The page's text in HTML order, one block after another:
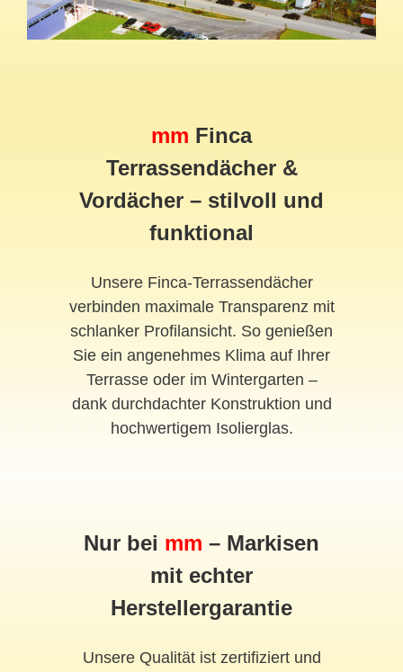
mm Finca
Terrassendächer &
Vordächer – stilvoll und
funktional
Unsere Finca-Terrassendächer
verbinden maximale Transparenz mit
schlanker Profilansicht. So genießen
Sie ein angenehmes Klima auf Ihrer
Terrasse oder im Wintergarten –
dank durchdachter Konstruktion und
hochwertigem Isolierglas.
Nur bei mm – Markisen
mit echter
Herstellergarantie
Unsere Qualität ist zertifiziert und